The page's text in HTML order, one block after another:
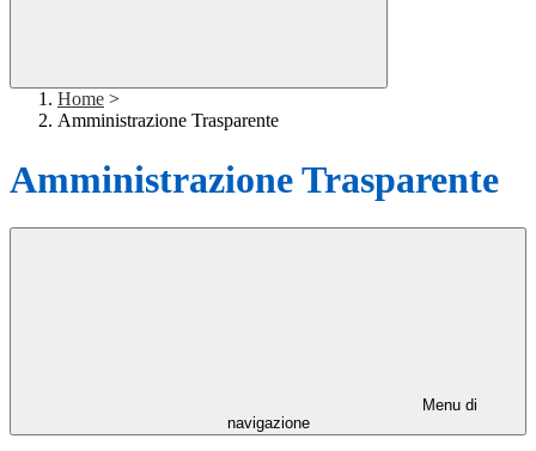
Home >
Amministrazione Trasparente
Amministrazione Trasparente
Menu di
navigazione